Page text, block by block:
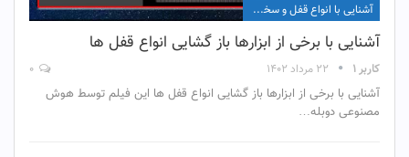
آشنایی با انواع قفل و سخت افزار آن
آشنایی با برخی از ابزارها باز گشایی انواع قفل ها
کاربر ۱ ۲۲ مرداد ۱۴۰۲
آشنایی با برخی از ابزارها باز گشایی انواع قفل ها این فیلم توسط هوش
مصنوعی دوبله…